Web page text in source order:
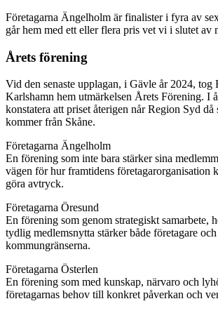
Företagarna Ängelholm är finalister i fyra av
går hem med ett eller flera pris vet vi i slutet av
Årets förening
Vid den senaste upplagan, i Gävle år 2024, tog
Karlshamn hem utmärkelsen Årets Förening. I
konstatera att priset återigen når Region Syd
kommer från Skåne.
Företagarna Ängelholm
En förening som inte bara stärker sina
vägen för hur framtidens företagarorganisation
göra avtryck.
Företagarna Öresund
En förening som genom strategiskt samarbete,
tydlig medlemsnytta stärker både företagare
kommungränserna.
Företagarna Österlen
En förening som med kunskap, närvaro och
företagarnas behov till konkret påverkan och